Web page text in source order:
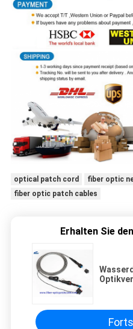
optical patch cord
fiber optic
fiber optic patch cables
Erhalten Sie